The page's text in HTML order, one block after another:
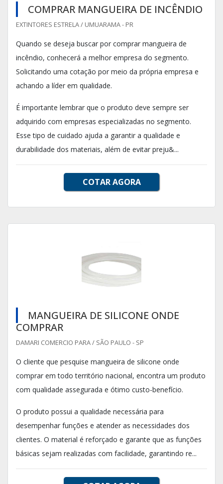
COMPRAR MANGUEIRA DE INCÊNDIO
EXTINTORES ESTRELA / UMUARAMA - PR
Quando se deseja buscar por comprar mangueira de
incêndio, conhecerá a melhor empresa do segmento.
Solicitando uma cotação por meio da própria empresa e
achando a líder em qualidade.
É importante lembrar que o produto deve sempre ser
adquirido com empresas especializadas no segmento.
Esse tipo de cuidado ajuda a garantir a qualidade e
durabilidade dos materiais, além de evitar preju&...
COTAR AGORA
MANGUEIRA DE SILICONE ONDE
COMPRAR
DAMARI COMERCIO PARA / SÃO PAULO - SP
O cliente que pesquise mangueira de silicone onde
comprar em todo território nacional, encontra um produto
com qualidade assegurada e ótimo custo-benefício.
O produto possui a qualidade necessária para
desempenhar funções e atender as necessidades dos
clientes. O material é reforçado e garante que as funções
básicas sejam realizadas com facilidade, garantindo re...